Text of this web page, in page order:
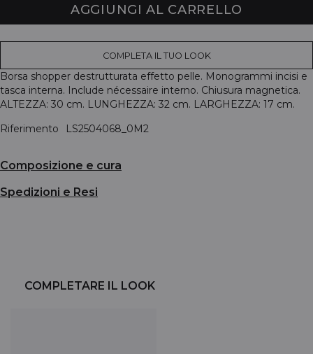
AGGIUNGI AL CARRELLO
COMPLETA IL TUO LOOK
Borsa shopper destrutturata effetto pelle. Monogrammi incisi e
tasca interna. Include nécessaire interno. Chiusura magnetica.
ALTEZZA: 30 cm. LUNGHEZZA: 32 cm. LARGHEZZA: 17 cm.
Riferimento
LS2504068_0M2
Composizione e cura
Spedizioni e Resi
COMPLETARE IL LOOK